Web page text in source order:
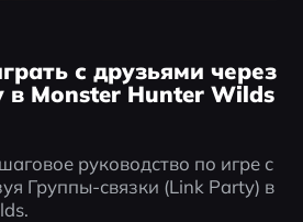
с друзьями через
в Monster Hunter Wilds
руководство по игре с
Группы-связки (Link Party) в